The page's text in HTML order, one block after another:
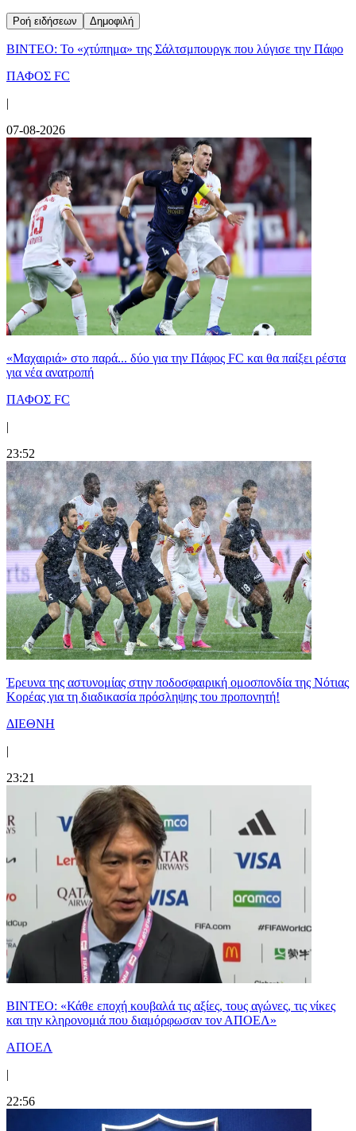
Ροή ειδήσεων Δημοφιλή
ΒΙΝΤΕΟ: Το «χτύπημα» της Σάλτσμπουργκ που λύγισε την Πάφο
ΠΑΦΟΣ FC
|
07-08-2026
«Μαχαιριά» στο παρά... δύο για την Πάφος FC και θα παίξει ρέστα
για νέα ανατροπή
ΠΑΦΟΣ FC
|
23:52
Έρευνα της αστυνομίας στην ποδοσφαιρική ομοσπονδία της Νότιας
Κορέας για τη διαδικασία πρόσληψης του προπονητή!
ΔΙΕΘΝΗ
|
23:21
ΒΙΝΤΕΟ: «Κάθε εποχή κουβαλά τις αξίες, τους αγώνες, τις νίκες
και την κληρονομιά που διαμόρφωσαν τον ΑΠΟΕΛ»
ΑΠΟΕΛ
|
22:56